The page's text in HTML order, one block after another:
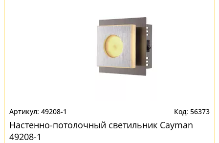
49208-1 56373
Настенно-потолочный светильник Cayman
49208-1